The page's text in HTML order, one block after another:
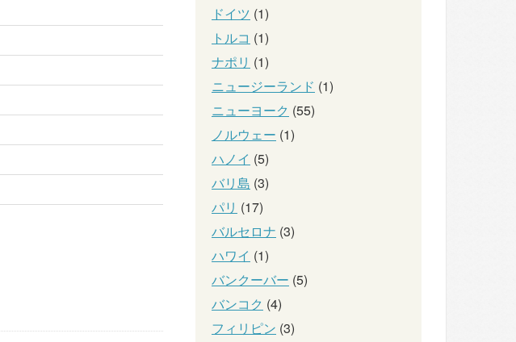
ドイツ (1)
トルコ (1)
ナポリ (1)
ニュージーランド (1)
ニューヨーク (55)
ノルウェー (1)
ハノイ (5)
バリ島 (3)
パリ (17)
バルセロナ (3)
ハワイ (1)
バンクーバー (5)
バンコク (4)
フィリピン (3)